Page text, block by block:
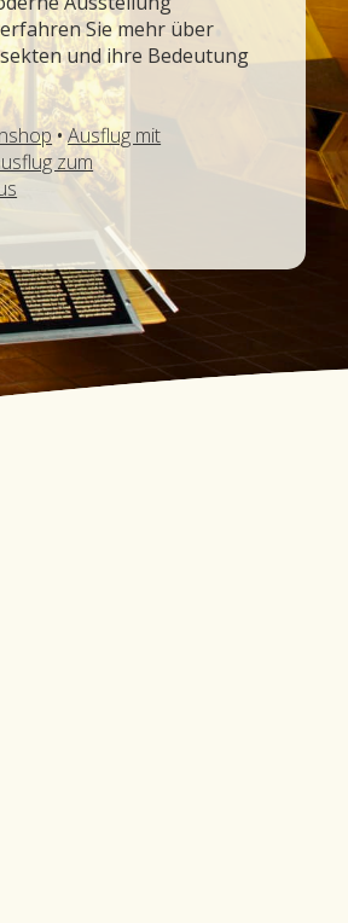
Sie mehr über
und ihre Bedeutung
•Ausflug mit
zum